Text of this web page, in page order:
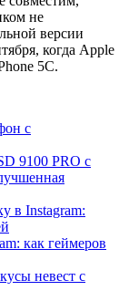
не
версии
когда Apple
5C.
с
9100 PRO с
в Instagram:
как геймеров
невест с